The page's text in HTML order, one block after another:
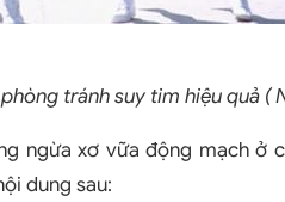
tránh suy tim hiệu quả (
ngừa xơ vữa động mạch ở
dung sau: